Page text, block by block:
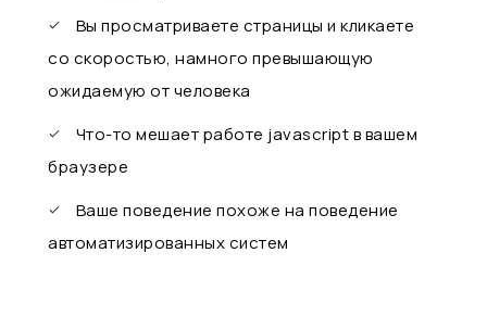
Вы просматриваете страницы и кликаете
со скоростью, намного превышающую
ожидаемую от человека
Что-то мешает работе javascript в вашем
браузере
Ваше поведение похоже на поведение
автоматизированных систем